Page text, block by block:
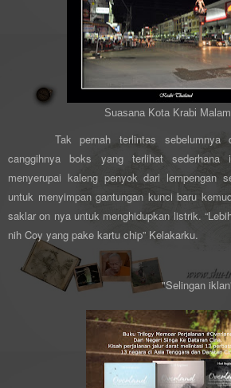
Suasana Kota Krabi
Tak pernah terlintas
canggihnya boks yang terlihat
menyerupai kaleng penyok dari lempengan
untuk menyimpan gantungan kunci baru
saklar on nya untuk menghidupkan listrik.
nih Coy yang pake kartu chip” Kelakarku.
"Selingan